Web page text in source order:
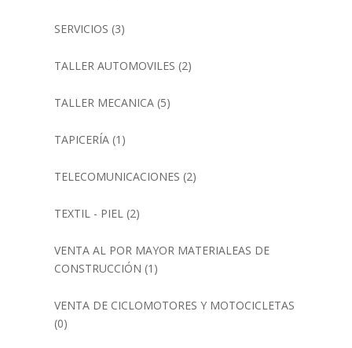
SERVICIOS (3)
TALLER AUTOMOVILES (2)
TALLER MECANICA(5)
TAPICERÍA(1)
TELECOMUNICACIONES (2)
TEXTIL - PIEL(2)
VENTA AL POR MAYOR MATERIALEAS DE
CONSTRUCCIÓN (1)
VENTA DE CICLOMOTORES Y MOTOCICLETAS
(0)